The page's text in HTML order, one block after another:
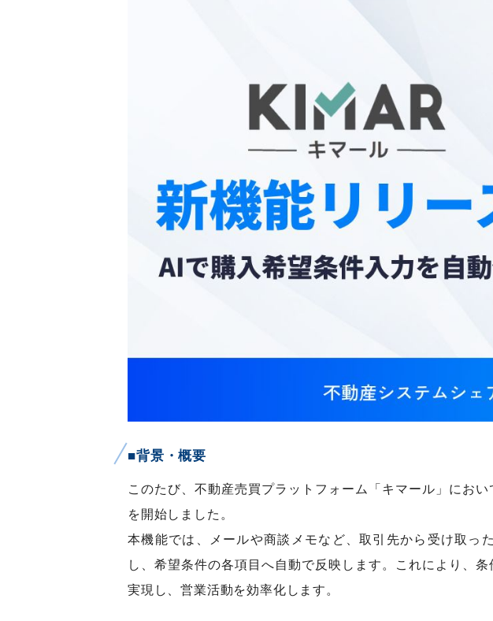
■背景・概要
このたび、不動産売買プラットフォーム「キマール」にお
を開始しました。
本機能では、メールや商談メモなど、取引先から受け取っ
し、希望条件の各項目へ自動で反映します。これにより、
実現し、営業活動を効率化します。